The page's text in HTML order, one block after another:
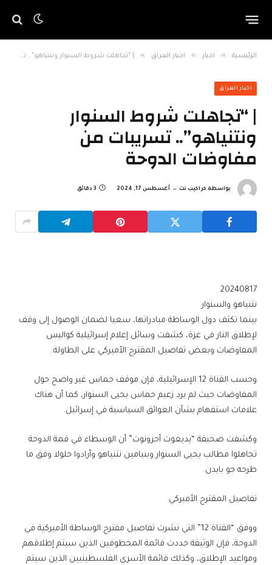
الرئيسية » اخبار » اخبار العراق » | “تجاهلت شروط السنوار ونتنياهو”.. تسريبات من مفاوضات الدوحة
اخبار العراق
| “تجاهلت شروط السنوار
ونتنياهو”.. تسريبات من
مفاوضات الدوحة
بواسطة كراكيب نت أغسطس 17, 2024 3 دقائق
20240817
نتنياهو والسنوار
بينما تكثف دول الوساطة مبادراتها، سعيا لضمان الوصول إلى وقف
لإطلاق النار في غزة، كشفت وسائل إعلام إسرائيلية كواليس
المفاوضات وبعض تفاصيل المقترح الأميركي على الطاولة.
وحسب القناة 12 الإسرائيلية، فإن موقف حماس غير واضح حول
المفاوضات حيث لم يرد زعيم حماس يحيى السنوار، كما أن هناك
علامات استفهام بشأن العوائق السياسية في إسرائيل.
وكشفت صحيفة “يديعوت أحرونوت” أن الوسطاء في قمة الدوحة
تجاهلوا مطالب يحيى السنوار وبنيامين نتنياهو وأرادوا حلولا وفق ما
طرحه جو بايدن.
تفاصيل المقترح الأميركي
ووفق “القناة 12” التي نشرت تفاصيل مقترح الوساطة الأميركية في
الدوحة، فإن الوثيقة حددت قائمة المخطوفين الذين سيتم إطلاقهم
ومواعيد الإطلاق، وكذلك قائمة الأسرى الفلسطينيين الذين سيتم